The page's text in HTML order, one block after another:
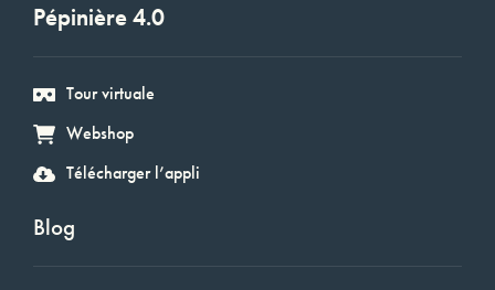
Pépinière 4.0
Tour virtuale
Webshop
Télécharger l’appli
Blog